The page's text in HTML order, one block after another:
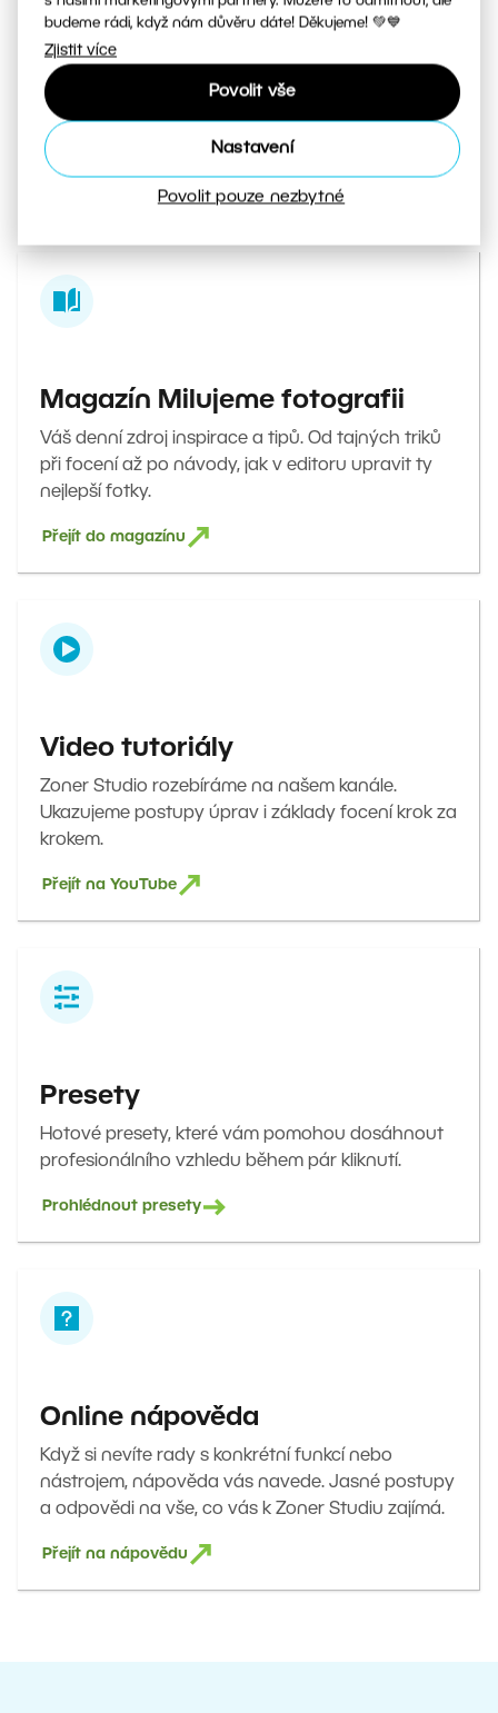
budeme rádi, když nám důvěru dáte! Děkujeme! 💚💙
Zjistit více
Povolit vše
Nastavení
Povolit pouze nezbytné
Kde začít?
Pravidelně pro vás připravujeme nové
návody, videa i hotové presety, abyste
mohli začít upravovat bez zbytečného
hledání.
Magazín Milujeme fotografii
Váš denní zdroj inspirace a tipů. Od tajných triků
při focení až po návody, jak v editoru upravit ty
nejlepší fotky.
Přejít do magazínu
Video tutoriály
Zoner Studio rozebíráme na našem kanále.
Ukazujeme postupy úprav i základy focení krok za
krokem.
Přejít na YouTube
Presety
Hotové presety, které vám pomohou dosáhnout
profesionálního vzhledu během pár kliknutí.
Prohlédnout presety
Online nápověda
Když si nevíte rady s konkrétní funkcí nebo
nástrojem, nápověda vás navede. Jasné postupy
a odpovědi na vše, co vás k Zoner Studiu zajímá.
Přejít na nápovědu